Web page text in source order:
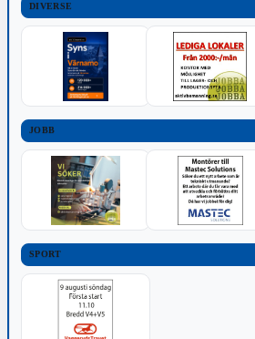
DIVERSE
JOBB
SPORT